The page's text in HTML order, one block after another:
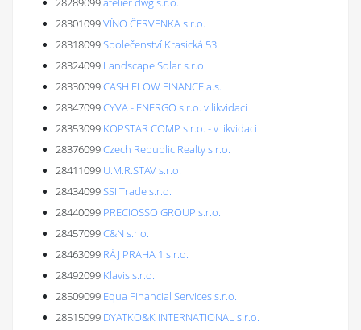
28301099VÍNO ČERVENKA s.r.o.
28318099Společenství Krasická 53
28324099 Landscape Solar s.r.o.
28330099CASH FLOW FINANCE a.s.
28347099CYVA - ENERGO s.r.o. v likvidaci
28353099 KOPSTAR COMP s.r.o. - v likvidaci
28376099Czech Republic Realty s.r.o.
28411099 U.M.R.STAV s.r.o.
28434099SSI Trade s.r.o.
28440099 PRECIOSSO GROUP s.r.o.
28457099C&N s.r.o.
28463099 RÁJ PRAHA 1 s.r.o.
28492099 Klavis s.r.o.
28509099 Equa Financial Services s.r.o.
28515099 DYATKO&K INTERNATIONAL s.r.o.